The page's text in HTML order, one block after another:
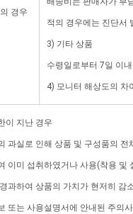
경우
적의 경우에는 진단서
3) 기타 상품
수령일로부터 7일 이
4) 모니터 해상도의 차
이 지난 경우
과실로 인해 상품 및 구성품의
이미 섭취하였거나 사용(착용 및
과하여 상품의 가치가 현저히 감
또는 사용설명서에 안내된 주의